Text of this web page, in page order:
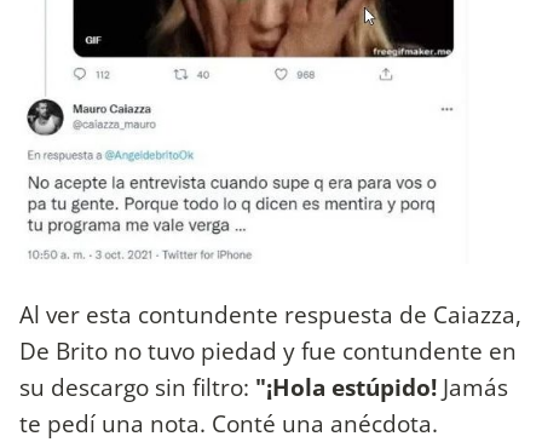
Al ver esta contundente respuesta de Caiazza,
De Brito no tuvo piedad y fue contundente en
su descargo sin filtro: "¡Hola estúpido! Jamás
te pedí una nota. Conté una anécdota.